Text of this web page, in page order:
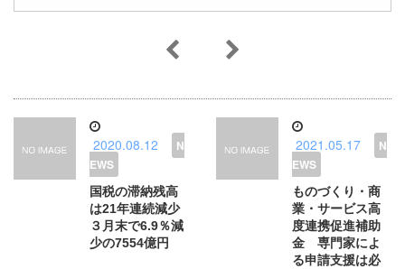
2020.08.12
国税の滞納残高
は21年連続減少
３月末で6.9％減
少の7554億円
2021.05.17
ものづくり・商
業・サービス高
度連携促進補助
金 専門家によ
る申請支援は必